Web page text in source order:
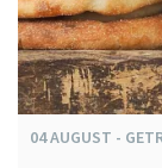
04AUGUST -